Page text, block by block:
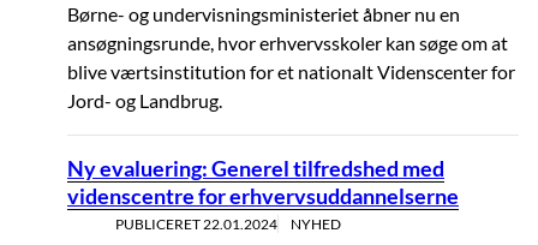
Børne- og undervisningsministeriet åbner nu en
ansøgningsrunde, hvor erhvervsskoler kan søge om at
blive værtsinstitution for et nationalt Videnscenter for
Jord- og Landbrug.
Ny evaluering: Generel tilfredshed med
videnscentre for erhvervsuddannelserne
PUBLICERET 22.01.2024 NYHED